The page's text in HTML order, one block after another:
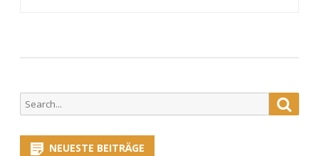
Search
for:
NEUESTE BEITRÄGE